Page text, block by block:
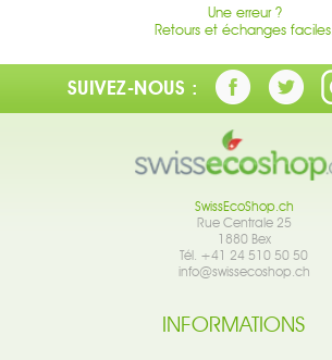
Une erreur ?
Retours et échanges faciles.
SUIVEZ-NOUS :
SwissEcoShop.ch
Rue Centrale 25
1880 Bex
Tél. +41 24 510 50 50
info@swissecoshop.ch
INFORMATIONS